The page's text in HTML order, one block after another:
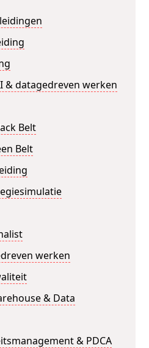
& datagedreven werken
Belt
Belt
werken
& Data
& PDCA